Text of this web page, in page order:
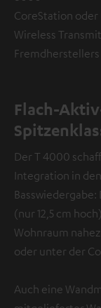
CoreStation oder
Wireless
Fremdherstellers
Flach-
Der T 4000
Integration in
(nur 12,5 cm
Wohnraum
oder unter der
Auch eine